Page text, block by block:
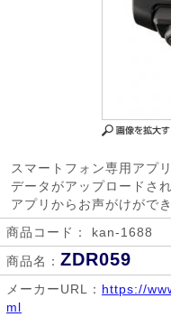
スマートフォン専用アプ
データがアップロードさ
アプリからお声がけがで
商品コード： kan-1688
商品名： ZDR059
メーカーURL： https://
ml